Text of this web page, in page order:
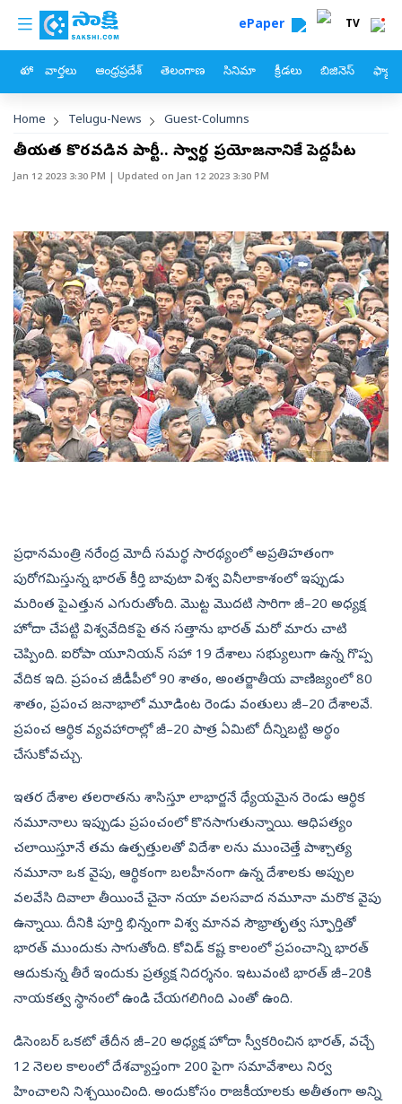
Skip to main content
custom menu ePaper TV
హోం వార్తలు ఆంధ్రప్రదేశ్ తెలంగాణ సినిమా క్రీడలు బిజినెస్
Breadcrumb
Home Telugu-News Guest-Columns
జాతీయత కొరవడిన పార్టీ.. స్వార్థ ప్రయోజనానికే పెద్దపీట
Jan 12 2023 3:30 PM | Updated onJan 12 2023 3:30 PM
ప్రధానమంత్రి నరేంద్ర మోదీ సమర్థ సారథ్యంలో అప్రతిహతంగా
పురోగమిస్తున్న భారత్‌ కీర్తి బావుటా విశ్వ వినీలాకాశంలో ఇప్పుడు
మరింత పైఎత్తున ఎగురుతోంది. మొట్ట మొదటి సారిగా జీ–20 అధ్యక్ష
హోదా చేపట్టి విశ్వవేదికపై తన సత్తాను భారత్‌ మరో మారు చాటి
చెప్పింది. ఐరోపా యూనియన్‌ సహా 19 దేశాలు సభ్యులుగా ఉన్న గొప్ప
వేదిక ఇది. ప్రపంచ జీడీపీలో 90 శాతం, అంతర్జాతీయ వాణిజ్యంలో 80
శాతం, ప్రపంచ జనాభాలో మూడింట రెండు వంతులు జీ–20 దేశాలవే.
ప్రపంచ ఆర్థిక వ్యవహారాల్లో జీ–20 పాత్ర ఏమిటో దీన్నిబట్టి అర్థం
చేసుకోవచ్చు.
ఇతర దేశాల తలరాతను శాసిస్తూ లాభార్జనే ధ్యేయమైన రెండు ఆర్థిక
నమూనాలు ఇప్పుడు ప్రపంచంలో కొనసాగుతున్నాయి. ఆధిపత్యం
చలాయిస్తూనే తమ ఉత్పత్తులతో విదేశా లను ముంచెత్తే పాశ్చాత్య
నమూనా ఒక వైపు, ఆర్థికంగా బలహీనంగా ఉన్న దేశాలకు అప్పుల
వలవేసి దివాలా తీయించే చైనా నయా వలసవాద నమూనా మరొక వైపు
ఉన్నాయి. దీనికి పూర్తి భిన్నంగా విశ్వ మానవ సౌభ్రాతృత్వ స్ఫూర్తితో
భారత్‌ ముందుకు సాగుతోంది. కోవిడ్‌ కష్ట కాలంలో ప్రపంచాన్ని భారత్‌
ఆదుకున్న తీరే ఇందుకు ప్రత్యక్ష నిదర్శనం. ఇటువంటి భారత్‌ జీ–20కి
నాయకత్వ స్థానంలో ఉండి చేయగలిగింది ఎంతో ఉంది.
డిసెంబర్‌ ఒకటో తేదీన జీ–20 అధ్యక్ష హోదా స్వీకరించిన భారత్, వచ్చే
12 నెలల కాలంలో దేశవ్యాప్తంగా 200 పైగా సమావేశాలు నిర్వ
హించాలని నిశ్చయించింది. అందుకోసం రాజకీయాలకు అతీతంగా అన్ని